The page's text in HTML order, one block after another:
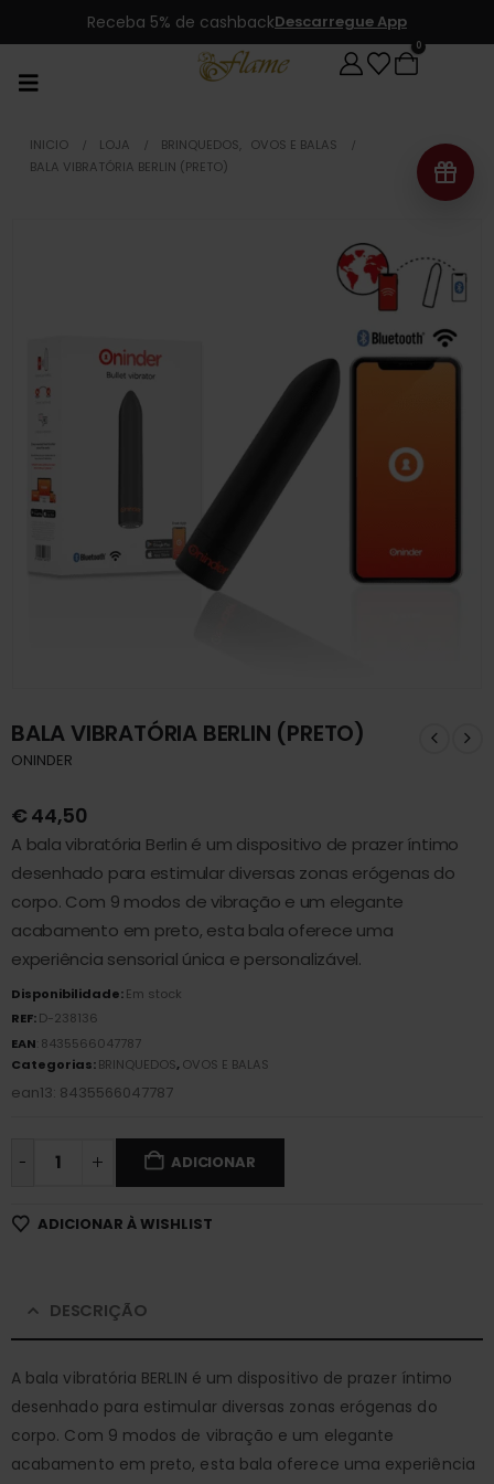
Receba 5% de cashbackDescarregue App
0
INICIO LOJA BRINQUEDOS, OVOS E BALAS
BALA VIBRATÓRIA BERLIN (PRETO)
BALA VIBRATÓRIA BERLIN (PRETO)
ONINDER
€ 44,50
A bala vibratória Berlin é um dispositivo de prazer íntimo
desenhado para estimular diversas zonas erógenas do
corpo. Com 9 modos de vibração e um elegante
acabamento em preto, esta bala oferece uma
experiência sensorial única e personalizável.
Disponibilidade:Em stock
REF:D-238136
EAN 8435566047787
Categorias:BRINQUEDOS,OVOS E BALAS
ean13: 8435566047787
- ADICIONAR
ADICIONAR À WISHLIST
DESCRIÇÃO
A bala vibratória BERLIN é um dispositivo de prazer íntimo
desenhado para estimular diversas zonas erógenas do
corpo. Com 9 modos de vibração e um elegante
acabamento em preto, esta bala oferece uma experiência